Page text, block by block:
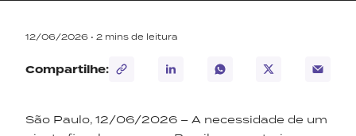
12/06/2026 • 2 mins de leitura
Compartilhe:
São Paulo, 12/06/2026 – A necessidade de um